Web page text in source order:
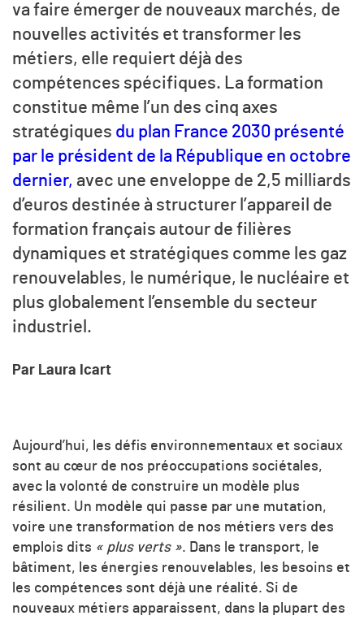
va faire émerger de nouveaux marchés, de
nouvelles activités et transformer les
métiers, elle requiert déjà des
compétences spécifiques. La formation
constitue même l’un des cinq axes
stratégiques du plan France 2030 présenté
par le président de la République en octobre
dernier, avec une enveloppe de 2,5 milliards
d’euros destinée à structurer l’appareil de
formation français autour de filières
dynamiques et stratégiques comme les gaz
renouvelables, le numérique, le nucléaire et
plus globalement l’ensemble du secteur
industriel.
Par Laura Icart
Aujourd’hui, les défis environnementaux et sociaux
sont au cœur de nos préoccupations sociétales,
avec la volonté de construire un modèle plus
résilient. Un modèle qui passe par une mutation,
voire une transformation de nos métiers vers des
emplois dits « plus verts ». Dans le transport, le
bâtiment, les énergies renouvelables, les besoins et
les compétences sont déjà une réalité. Si de
nouveaux métiers apparaissent, dans la plupart des